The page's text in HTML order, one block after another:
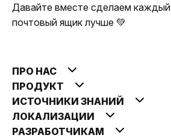
Давайте вместе сделаем каждый
почтовый ящик лучше 💚
ПРО НАС
ПРОДУКТ
ИСТОЧНИКИ ЗНАНИЙ
ЛОКАЛИЗАЦИИ
РАЗРАБОТЧИКАМ